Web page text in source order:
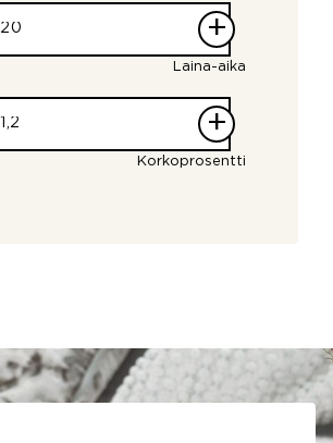
+
Laina-aika
+
Korkoprosentti